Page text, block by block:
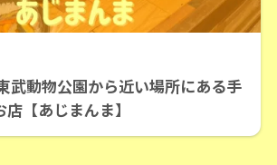
武動物公園から近い場所にある手
【あじまんま】